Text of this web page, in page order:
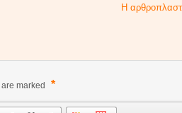
Η
marked *